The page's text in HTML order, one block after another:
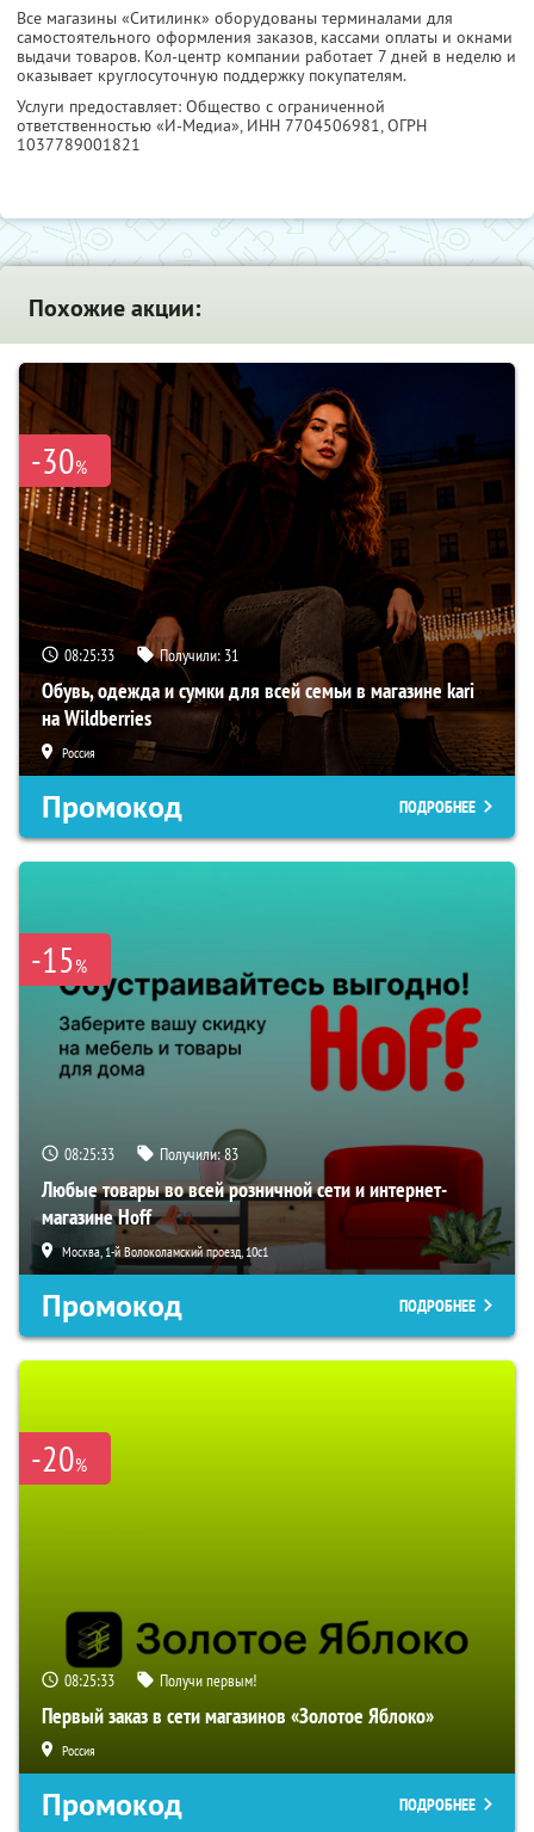
Все магазины «Ситилинк» оборудованы терминалами для
самостоятельного оформления заказов, кассами оплаты и окнами
выдачи товаров. Кол-центр компании работает 7 дней в неделю и
оказывает круглосуточную поддержку покупателям.
Услуги предоставляет: Общество с ограниченной
ответственностью «И-Медиа», ИНН 7704506981, ОГРН
1037789001821
Похожие акции:
-30%
08:25:32 Получили: 31
Обувь, одежда и сумки для всей семьи в магазине kari
на Wildberries
Россия
Промокод ПОДРОБНЕЕ
-15%
08:25:32 Получили:83
Любые товары во всей розничной сети и интернет-
магазине Hoff
Москва, 1-й Волоколамский проезд, 10с1
Промокод ПОДРОБНЕЕ
-20%
08:25:32 Получи первым!
Первый заказ в сети магазинов «Золотое Яблоко»
Россия
Промокод ПОДРОБНЕЕ